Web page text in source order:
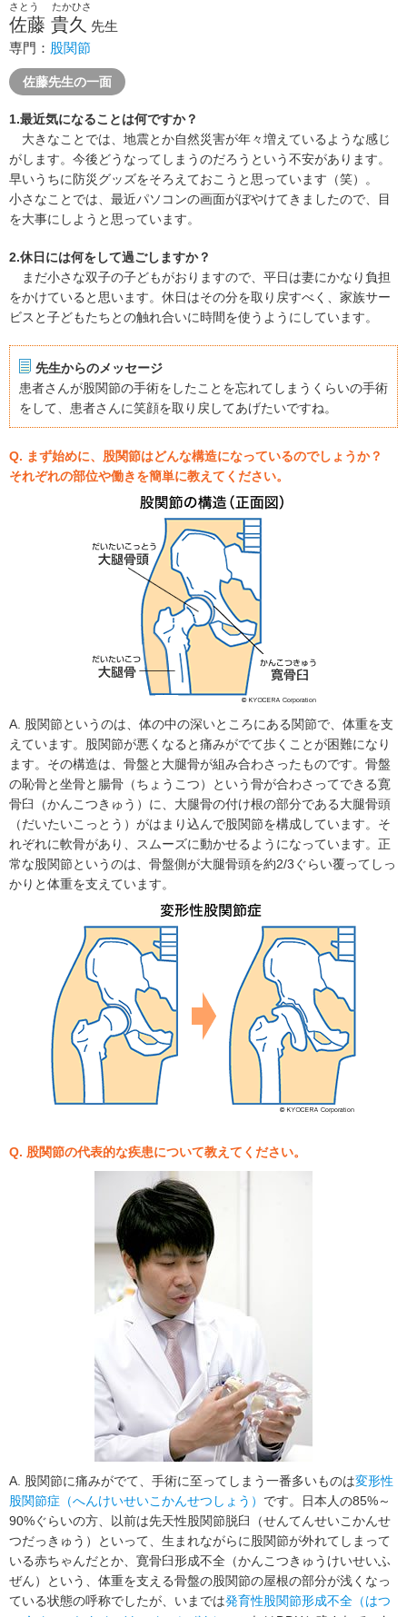
さとう たかひさ
佐藤 貴久 先生
専門： 股関節
佐藤先生の一面
1.最近気になることは何ですか？
大きなことでは、地震とか自然災害が年々増えているような感じ
がします。今後どうなってしまうのだろうという不安があります。
早いうちに防災グッズをそろえておこうと思っています（笑）。
小さなことでは、最近パソコンの画面がぼやけてきましたので、目
を大事にしようと思っています。
2.休日には何をして過ごしますか？
まだ小さな双子の子どもがおりますので、平日は妻にかなり負担
をかけていると思います。休日はその分を取り戻すべく、家族サー
ビスと子どもたちとの触れ合いに時間を使うようにしています。
先生からのメッセージ
患者さんが股関節の手術をしたことを忘れてしまうくらいの手術
をして、患者さんに笑顔を取り戻してあげたいですね。
Q. まず始めに、股関節はどんな構造になっているのでしょうか？
それぞれの部位や働きを簡単に教えてください。
A. 股関節というのは、体の中の深いところにある関節で、体重を支
えています。股関節が悪くなると痛みがでて歩くことが困難になり
ます。その構造は、骨盤と大腿骨が組み合わさったものです。骨盤
の恥骨と坐骨と腸骨（ちょうこつ）という骨が合わさってできる寛
骨臼（かんこつきゅう）に、大腿骨の付け根の部分である大腿骨頭
（だいたいこっとう）がはまり込んで股関節を構成しています。そ
れぞれに軟骨があり、スムーズに動かせるようになっています。正
常な股関節というのは、骨盤側が大腿骨頭を約2/3ぐらい覆ってしっ
かりと体重を支えています。
Q. 股関節の代表的な疾患について教えてください。
A. 股関節に痛みがでて、手術に至ってしまう一番多いものは変形性
股関節症（へんけいせいこかんせつしょう） です。日本人の85%～
90%ぐらいの方、以前は先天性股関節脱臼（せんてんせいこかんせ
つだっきゅう）といって、生まれながらに股関節が外れてしまって
いる赤ちゃんだとか、寛骨臼形成不全（かんこつきゅうけいせいふ
ぜん）という、体重を支える骨盤の股関節の屋根の部分が浅くなっ
ている状態の呼称でしたが、いまでは発育性股関節形成不全（はつ